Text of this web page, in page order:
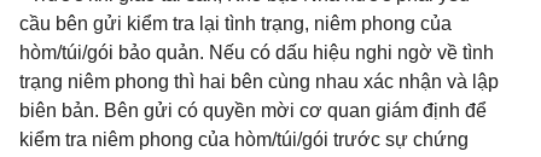
cầu bên gửi kiểm tra lại tình trạng, niêm phong của
hòm/túi/gói bảo quản. Nếu có dấu hiệu nghi ngờ về tình
trạng niêm phong thì hai bên cùng nhau xác nhận và lập
biên bản. Bên gửi có quyền mời cơ quan giám định để
kiểm tra niêm phong của hòm/túi/gói trước sự chứng